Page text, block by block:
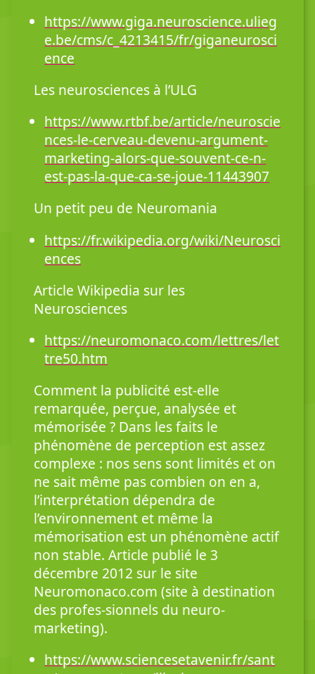
https://www.giga.neuroscience.ulieg
e.be/cms/c_4213415/fr/giganeurosci
ence
Les neurosciences à l’ULG
https://www.rtbf.be/article/neuroscie
nces-le-cerveau-devenu-argument-
marketing-alors-que-souvent-ce-n-
est-pas-la-que-ca-se-joue-11443907
Un petit peu de Neuromania
https://fr.wikipedia.org/wiki/Neurosci
ences
Article Wikipedia sur les
Neurosciences
https://neuromonaco.com/lettres/let
tre50.htm
Comment la publicité est-elle
remarquée, perçue, analysée et
mémorisée ? Dans les faits le
phénomène de perception est assez
complexe : nos sens sont limités et on
ne sait même pas combien on en a,
l’interprétation dépendra de
l’environnement et même la
mémorisation est un phénomène actif
non stable. Article publié le 3
décembre 2012 sur le site
Neuromonaco.com (site à destination
des profes-sionnels du neuro-
marketing).
https://www.sciencesetavenir.fr/sant